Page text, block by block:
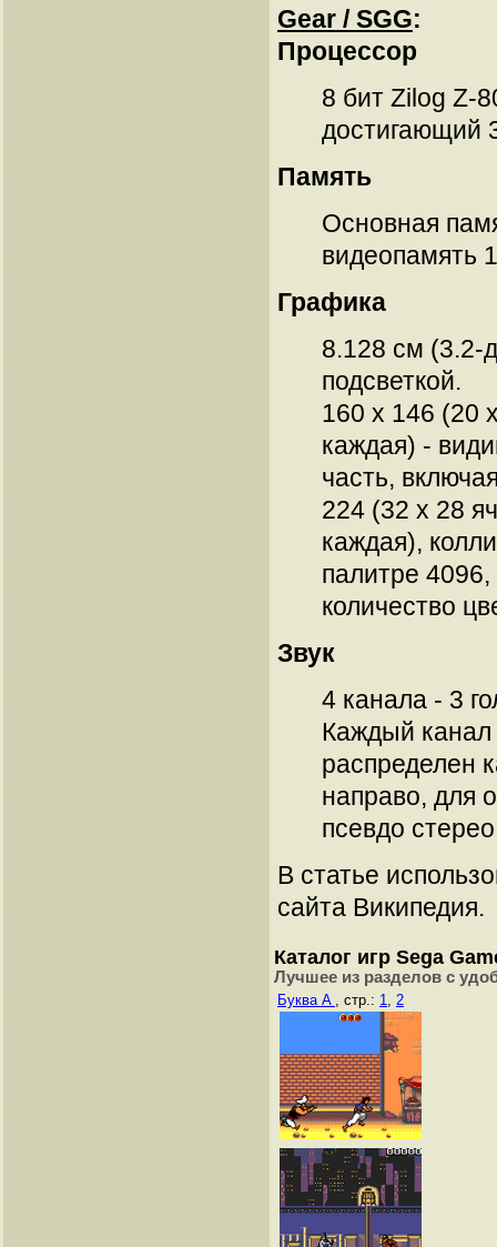
Gear / SGG:
Процессор
8 бит Zilog Z-
достигающий
Память
Основная
видеопамять
Графика
8.128 см (3.2-
подсветкой.
160 x 146 (20
каждая) -
часть,
224 (32 х 28
каждая),
палитре
количество
Звук
4 канала - 3
Каждый
распределен
направо, для
псевдо
В статье
сайта Википедия.
Каталог игр Sega
Лучшее из разделов с
Буква A , стр.: 1, 2